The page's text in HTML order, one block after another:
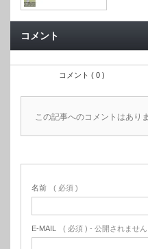
コメント
コメント ( 0 )
この記事へのコメントはあり
名前 ( 必須 )
E-MAIL ( 必須 ) - 公開されません